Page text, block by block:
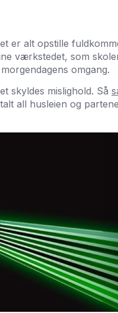
er alt opstille
værkstedet, som
omgang.
skyldes mislighold. Så
all husleien og